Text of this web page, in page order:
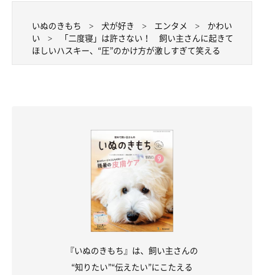
いぬのきもち 犬が好き エンタメ
かわい
い
「二度寝」は許さない！ 飼い主さんに起きて
ほしいハスキー、“圧”のかけ方が激しすぎて笑える
『いぬのきもち』は、飼い主さんの
“知りたい”“伝えたい”にこたえる